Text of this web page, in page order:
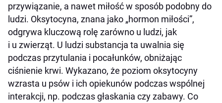
przywiązanie, a nawet miłość w sposób podobny do
ludzi. Oksytocyna, znana jako „hormon miłości”,
odgrywa kluczową rolę zarówno u ludzi, jak
i u zwierząt. U ludzi substancja ta uwalnia się
podczas przytulania i pocałunków, obniżając
ciśnienie krwi. Wykazano, że poziom oksytocyny
wzrasta u psów i ich opiekunów podczas wspólnej
interakcji, np. podczas głaskania czy zabawy. Co